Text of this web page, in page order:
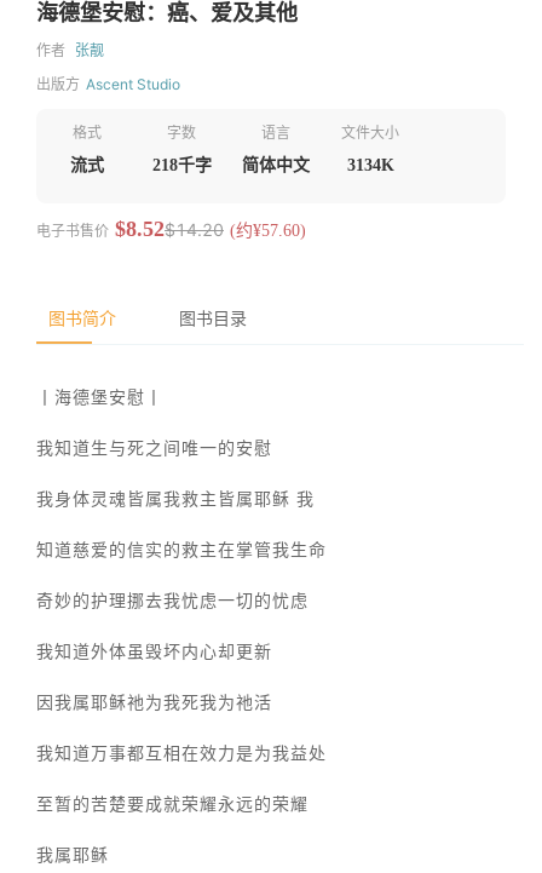
海德堡安慰：癌、爱及其他
作者 张靓
出版方 Ascent Studio
格式
流式
字数
218千字
语言
简体中文
文件大小
3134K
电子书售价 $8.52$14.20 (约¥57.60)
图书简介 图书目录
丨海德堡安慰丨
我知道生与死之间唯一的安慰
我身体灵魂皆属我救主皆属耶稣 我
知道慈爱的信实的救主在掌管我生命
奇妙的护理挪去我忧虑一切的忧虑
我知道外体虽毁坏内心却更新
因我属耶稣祂为我死我为祂活
我知道万事都互相在效力是为我益处
至暂的苦楚要成就荣耀永远的荣耀
我属耶稣